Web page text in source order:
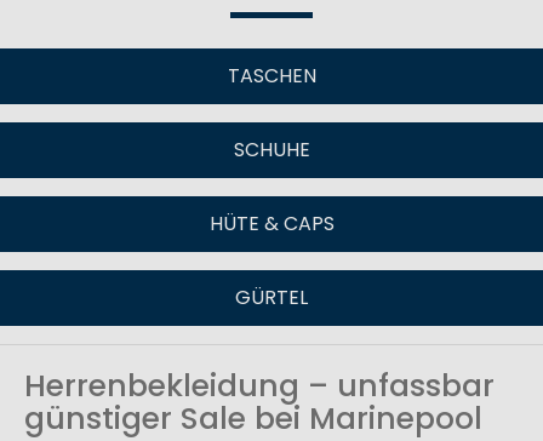
TASCHEN
SCHUHE
HÜTE & CAPS
GÜRTEL
Herrenbekleidung – unfassbar
günstiger Sale bei Marinepool